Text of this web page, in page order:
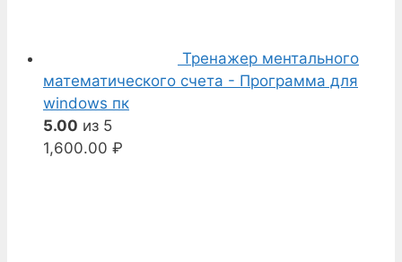
Тренажер ментального
математического счета - Программа для
windows пк
5.00 из 5
1,600.00 ₽